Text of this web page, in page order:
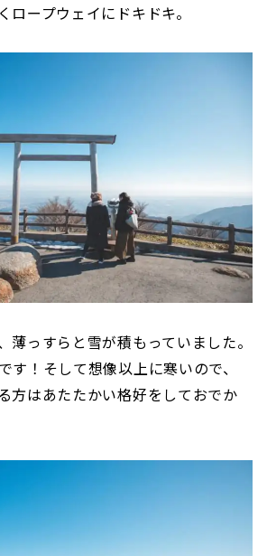
ロープウェイにドキドキ。
薄っすらと雪が積もっていました。
す！そして想像以上に寒いので、
方はあたたかい格好をしておでか